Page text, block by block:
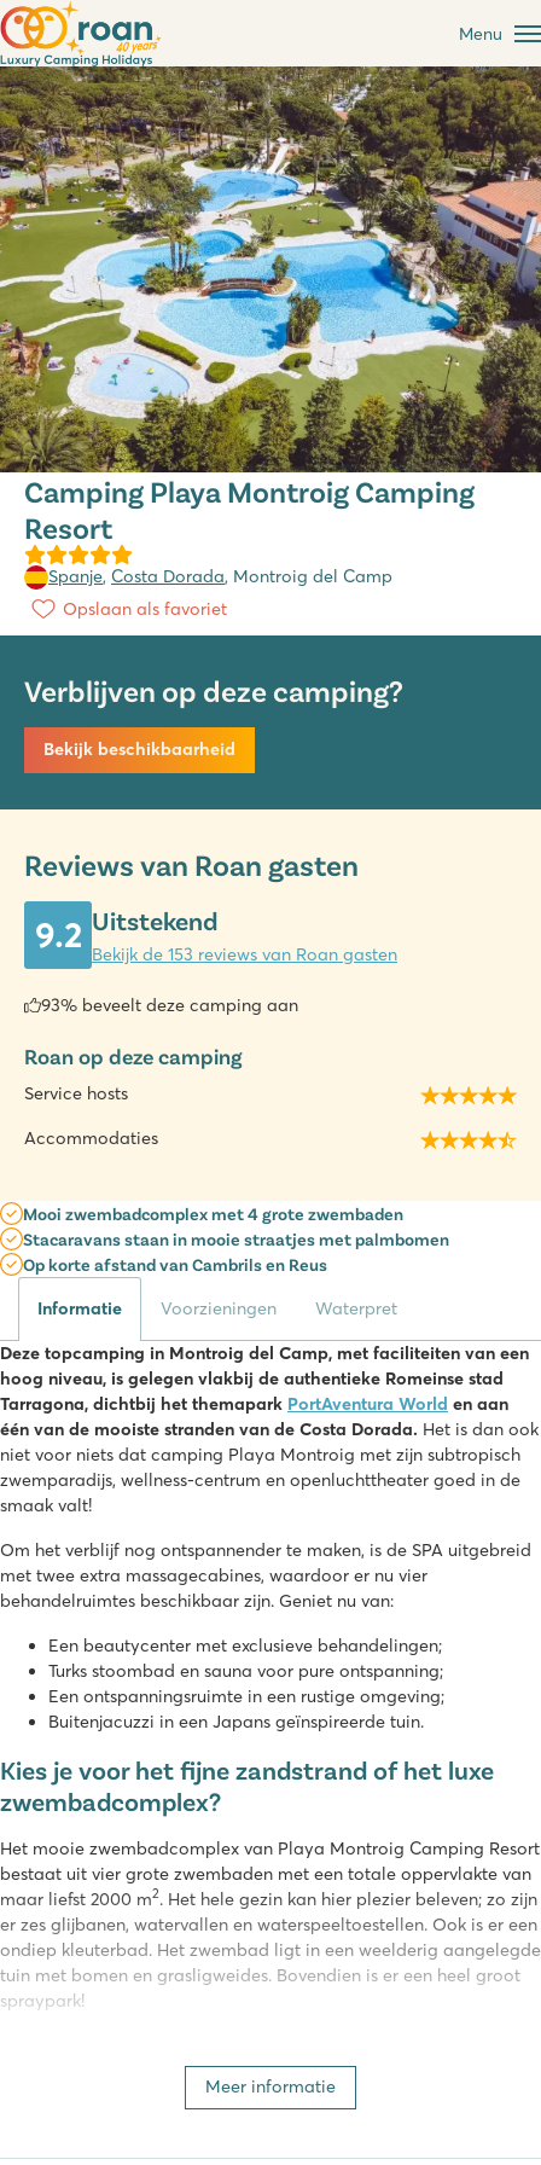
Menu
Camping Playa Montroig Camping
Resort
Spanje, Costa Dorada, Montroig del Camp
Opslaan als favoriet
Verblijven op deze camping?
Bekijk beschikbaarheid
Reviews van Roan gasten
9.2 Uitstekend
Bekijk de 153 reviews van Roan gasten
93% beveelt deze camping aan
Roan op deze camping
Service hosts
Accommodaties
Mooi zwembadcomplex met 4 grote zwembaden
Stacaravans staan in mooie straatjes met palmbomen
Op korte afstand van Cambrils en Reus
Informatie Voorzieningen Waterpret
Deze topcamping in Montroig del Camp, met faciliteiten van een
hoog niveau, is gelegen vlakbij de authentieke Romeinse stad
Tarragona, dichtbij het themapark PortAventura World en aan
één van de mooiste stranden van de Costa Dorada. Het is dan ook
niet voor niets dat camping Playa Montroig met zijn subtropisch
zwemparadijs, wellness-centrum en openluchttheater goed in de
smaak valt!
Om het verblijf nog ontspannender te maken, is de SPA uitgebreid
met twee extra massagecabines, waardoor er nu vier
behandelruimtes beschikbaar zijn. Geniet nu van:
Een beautycenter met exclusieve behandelingen;
Turks stoombad en sauna voor pure ontspanning;
Een ontspanningsruimte in een rustige omgeving;
Buitenjacuzzi in een Japans geïnspireerde tuin.
Kies je voor het fijne zandstrand of het luxe
zwembadcomplex?
Het mooie zwembadcomplex van Playa Montroig Camping Resort
bestaat uit vier grote zwembaden met een totale oppervlakte van
maar liefst 2000 m2. Het hele gezin kan hier plezier beleven; zo zijn
er zes glijbanen, watervallen en waterspeeltoestellen. Ook is er een
ondiep kleuterbad. Het zwembad ligt in een weelderig aangelegde
tuin met bomen en grasligweides. Bovendien is er een heel groot
spraypark!
zandstrand van wel 1 km lang. Het bewaakte strand heeft ook een
steiger. Bij de beachclub op het strand is het mogelijk deel te
Meer informatie